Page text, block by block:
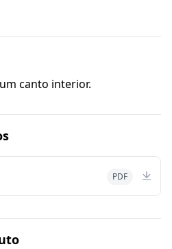
canto interior.
PDF